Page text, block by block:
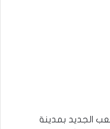
الجديد بمدينة